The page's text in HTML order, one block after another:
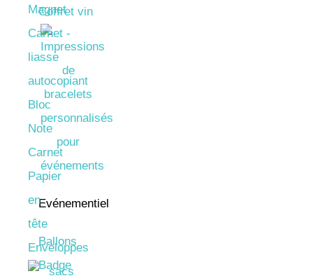
Magnet
Carnet -
liasse
autocopiant
Bloc
Note
Carnet
Papier
en
tête
Enveloppes
Coffret vin
Evénementiel
Ballons
Badge